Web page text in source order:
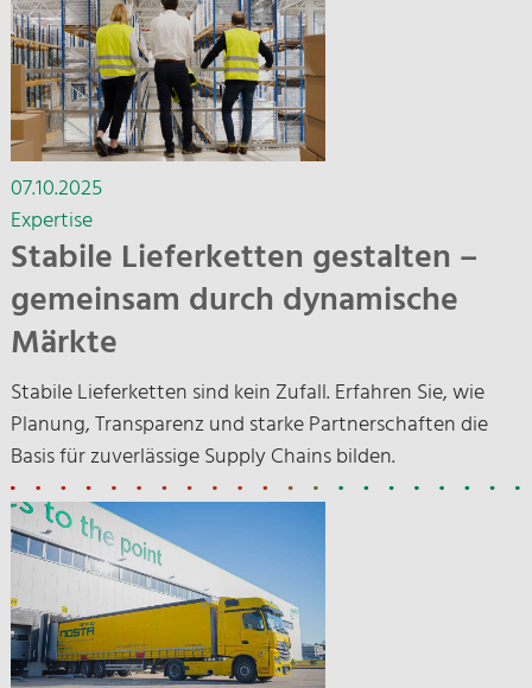
07.10.2025
Expertise
Stabile Lieferketten gestalten –
gemeinsam durch dynamische
Märkte
Stabile Lieferketten sind kein Zufall. Erfahren Sie, wie
Planung, Transparenz und starke Partnerschaften die
Basis für zuverlässige Supply Chains bilden.